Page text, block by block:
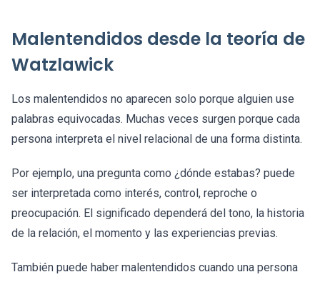
Malentendidos desde la teoría de
Watzlawick
Los malentendidos no aparecen solo porque alguien use
palabras equivocadas. Muchas veces surgen porque cada
persona interpreta el nivel relacional de una forma distinta.
Por ejemplo, una pregunta como ¿dónde estabas? puede
ser interpretada como interés, control, reproche o
preocupación. El significado dependerá del tono, la historia
de la relación, el momento y las experiencias previas.
También puede haber malentendidos cuando una persona